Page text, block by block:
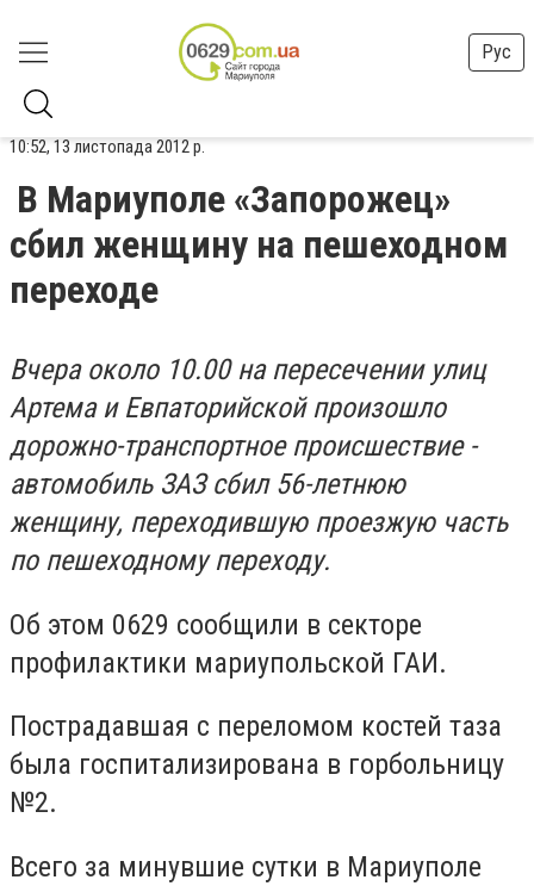
Рус
10:52, 13 листопада 2012 р.
В Мариуполе «Запорожец»
сбил женщину на пешеходном
переходе
Вчера около 10.00 на пересечении улиц
Артема и Евпаторийской произошло
дорожно-транспортное происшествие -
автомобиль ЗАЗ сбил 56-летнюю
женщину, переходившую проезжую часть
по пешеходному переходу.
Об этом 0629 сообщили в секторе
профилактики мариупольской ГАИ.
Пострадавшая с переломом костей таза
была госпитализирована в горбольницу
№2.
Всего за минувшие сутки в Мариуполе